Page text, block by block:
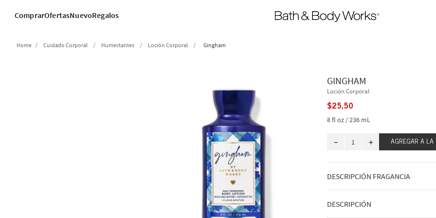
ComprarOfertasNuevoRegalos
Cuidado Corporal Humectantes Loción Corporal Gingham
GINGHAM
Loción Corporal
$25,50
8 fl oz / 236 mL
＋
－ AGREGAR A LA
DESCRIPCIÓN FRAGANCIA
Cómo huele: una celebración fresca,
que amas de Bath & Body Works.
DESCRIPCIÓN